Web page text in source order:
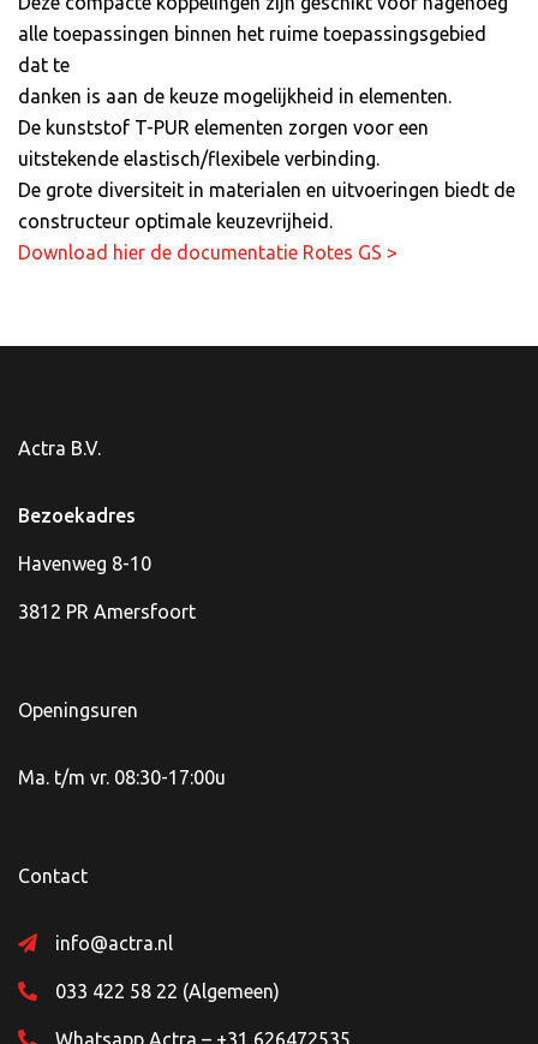
alle toepassingen binnen het ruime toepassingsgebied
dat te
danken is aan de keuze mogelijkheid in elementen.
De kunststof T-PUR elementen zorgen voor een
uitstekende elastisch/flexibele verbinding.
De grote diversiteit in materialen en uitvoeringen biedt de
constructeur optimale keuzevrijheid.
Download hier de documentatie Rotes GS >
Actra B.V.
Bezoekadres
Havenweg 8-10
3812 PR Amersfoort
Openingsuren
Ma. t/m vr. 08:30-17:00u
Contact
info@actra.nl
033 422 58 22 (Algemeen)
Whatsapp Actra – +31 626472535